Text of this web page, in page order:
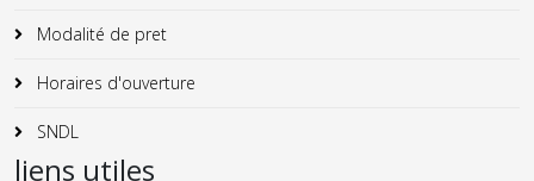
Modalité de pret
Horaires d'ouverture
SNDL
liens utiles